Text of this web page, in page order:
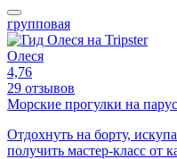
групповая
Олеся
4,76
29 отзывов
Морские прогулки на
Отдохнуть на борту,
получить мастер-класс от